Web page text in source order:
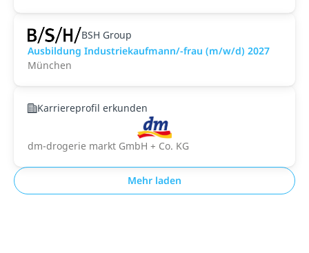
BSH Group
Ausbildung Industriekaufmann/-frau (m/w/d) 2027
München
Karriereprofil erkunden
dm-drogerie markt GmbH + Co. KG
Mehr laden